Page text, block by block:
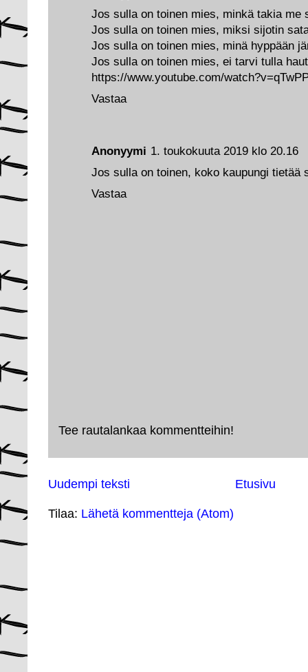
Anonyymi 1. toukokuuta 2019 klo 20.16
Jos sulla on toinen, koko kaupungi tietää
Vastaa
Jos sulla on toinen mies, minkä takia me
Jos sulla on toinen mies, miksi sijotin
Jos sulla on toinen mies, minä hyppään
Jos sulla on toinen mies, ei tarvi tulla
https://www.youtube.com/
Vastaa
Tee rautalankaa kommentteihin!
Uudempi teksti Etusivu
Tilaa: Lähetä kommentteja (Atom)